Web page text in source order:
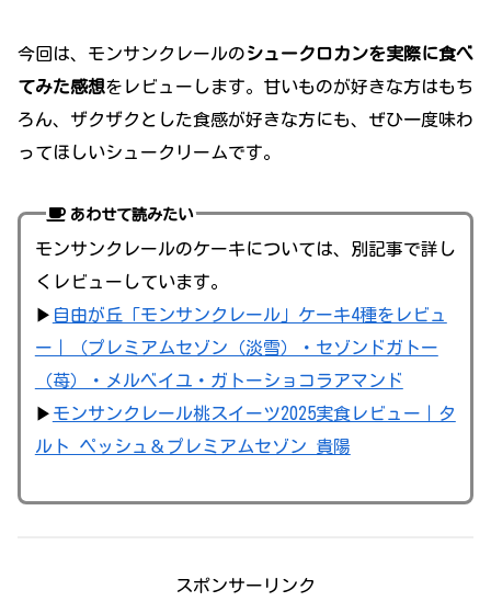
今回は、モンサンクレールのシュークロカンを実際に食べ
てみた感想をレビューします。甘いものが好きな方はもち
ろん、ザクザクとした食感が好きな方にも、ぜひ一度味わ
ってほしいシュークリームです。
あわせて読みたい
モンサンクレールのケーキについては、別記事で詳し
くレビューしています。
▶︎ 自由が丘「モンサンクレール」ケーキ4種をレビュ
ー｜（プレミアムセゾン（淡雪）・セゾンドガトー
（苺）・メルベイユ・ガトーショコラアマンド
▶ モンサンクレール桃スイーツ2025実食レビュー｜タ
ルト ペッシュ＆プレミアムセゾン 貴陽
スポンサーリンク